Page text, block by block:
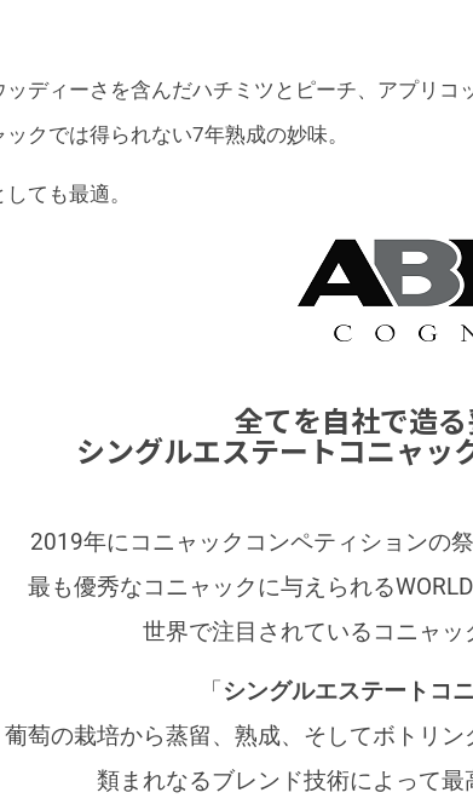
ディーさを含んだハチミツとピーチ、アプリコ
クでは得られない7年熟成の妙味。
ても最適。
全てを自社で造
シングルエステートコニャッ
2019年にコニャックコンペティションの
最も優秀なコニャックに与えられる
世界で注目されているコニャッ
「 シングルエステートコ
葡萄の栽培から蒸留、熟成、そしてボトリ
類まれなるブレンド技術によって最